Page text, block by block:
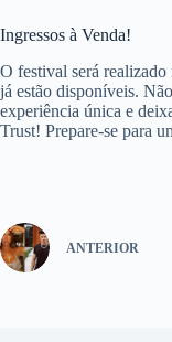
Ingressos à Venda!
O festival será realizado
já estão disponíveis.
experiência única e
Trust! Prepare-se para
ANTERIOR